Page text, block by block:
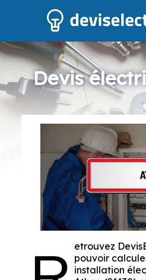
Devis
etrouvez
pouvoir
installation